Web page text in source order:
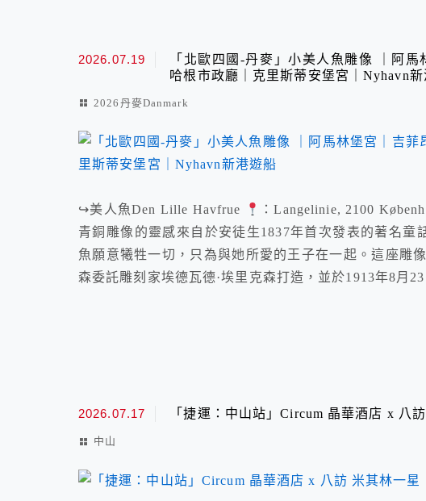
最新文章
2026.07.19
「北歐四國-丹麥」小美人魚雕像 ｜阿
哈根市政廳｜克里斯蒂安堡宮｜Nyhavn新
2026丹麥Danmark
↪︎美人魚Den Lille Havfrue
：Langelinie, 2100
青銅雕像的靈感來自於安徒生1837年首次發表的著名童
魚願意犧牲一切，只為與她所愛的王子在一起。這座雕
森委託雕刻家埃德瓦德·埃里克森打造，並於1913年8月
2026.07.17 「捷運：中山站」Circum 晶華酒店 x 八
中山